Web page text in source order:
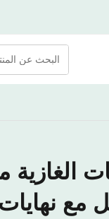
الغازية
500 مل مع